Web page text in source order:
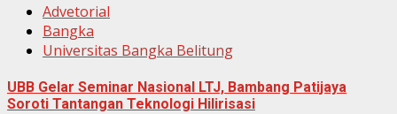
Advetorial
Bangka
Universitas Bangka Belitung
UBB Gelar Seminar Nasional LTJ, Bambang Patijaya
Soroti Tantangan Teknologi Hilirisasi